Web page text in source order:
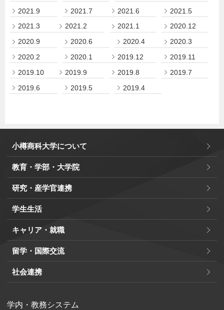
2021.9
2021.7 2021.6
2021.5
2021.3
2021.2 2021.1
2020.12
2020.9
2020.6 2020.4
2020.3
2020.2
2020.1 2019.12
2019.11
2019.10
2019.9 2019.8
2019.7
2019.6
2019.5 2019.4
小樽商科大学について
教育・学部・大学院
研究・産学官連携
学生生活
キャリア・就職
留学・国際交流
社会連携
学内・教務システム